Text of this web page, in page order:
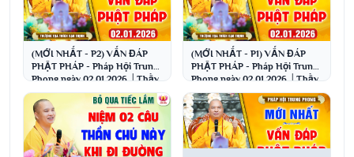
(MỚI NHẤT - P2) VẤN ĐÁP
PHẬT PHÁP - Pháp Hội Trung
Phong ngày 02.01.2026 │Thầy
Thích Đạo Thịnh
(MỚI NHẤT - P1) VẤN ĐÁP
PHẬT PHÁP - Pháp Hội Trung
Phong ngày 02.01.2026 │Thầy
Thích Đạo Thịnh